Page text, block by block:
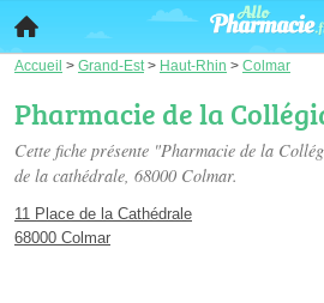
Accueil > Grand-Est > Haut-Rhin > Colmar
Pharmacie de la
Cette fiche présente "Pharmacie de la
de la cathédrale, 68000 Colmar.
11 Place de la Cathédrale
68000 Colmar